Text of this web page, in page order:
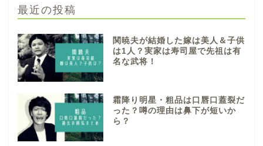
最近の投稿
関暁夫が結婚した嫁は美人＆子供
は1人？実家は寿司屋で先祖は有
名な武将！
霜降り明星・粗品は口唇口蓋裂だ
った？噂の理由は鼻下が短いか
ら？